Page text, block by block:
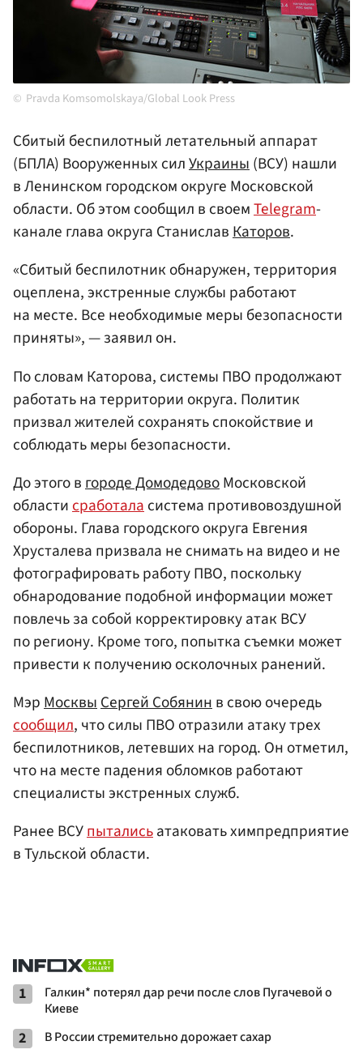
Pravda Komsomolskaya/Global Look Press
Сбитый беспилотный летательный аппарат
(БПЛА) Вооруженных силУкраины(ВСУ) нашли
в Ленинском городском округе Московской
области. Об этом сообщил в своемTelegram-
канале глава округа СтаниславКаторов.
«Сбитый беспилотник обнаружен, территория
оцеплена, экстренные службы работают
на месте. Все необходимые меры безопасности
приняты», — заявил он.
По словам Каторова, системы ПВО продолжают
работать на территории округа. Политик
призвал жителей сохранять спокойствие и
соблюдать меры безопасности.
До этого вгороде ДомодедовоМосковской
областисработаласистема противовоздушной
обороны. Глава городского округа Евгения
Хрусталева призвала не снимать на видео и не
фотографировать работу ПВО, поскольку
обнародование подобной информации может
повлечь за собой корректировку атак ВСУ
по региону. Кроме того, попытка съемки может
привести к получению осколочных ранений.
МэрМосквыСергей Собянинв свою очередь
сообщил, что силы ПВО отразили атаку трех
беспилотников, летевших на город. Он отметил,
что на месте падения обломков работают
специалисты экстренных служб.
Ранее ВСУпыталисьатаковать химпредприятие
в Тульской области.
1
Галкин* потерял дар речи после слов Пугачевой о
Киеве
2 В России стремительно дорожает сахар